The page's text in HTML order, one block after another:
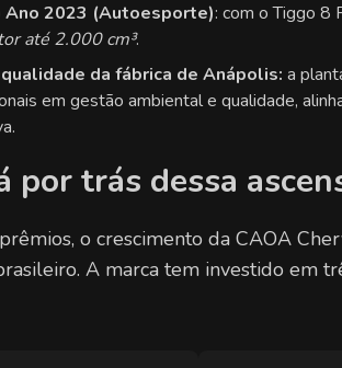
Ano 2023 (Autoesporte): com o Tiggo 8
até 2.000 cm³.
da fábrica de Anápolis: a
em gestão ambiental e qualidade,
por trás dessa
o crescimento da CAOA
A marca tem investido em